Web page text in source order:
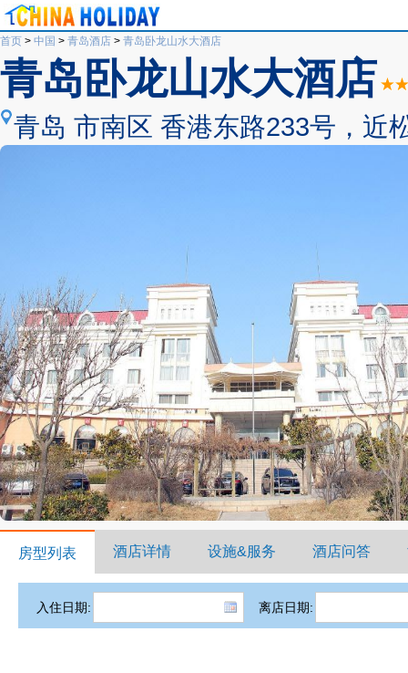
首页 > 中国 > 青岛酒店 > 青岛卧龙山水大酒店
青岛卧龙山水大酒店
青岛 市南区 香港东路233号，近
房型列表 酒店详情 设施&服务 酒店问答
入住日期: 离店日期: